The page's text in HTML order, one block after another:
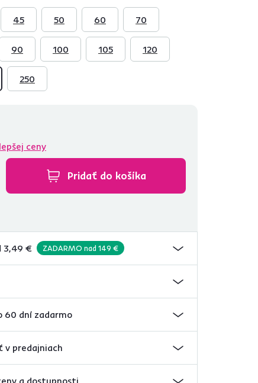
45 50 60 70
90 100 105 120
250
ceny
Pridať do košíka
3,49 € ZADARMO nad 149 €
60 dní zadarmo
v predajniach
a dostupnosti